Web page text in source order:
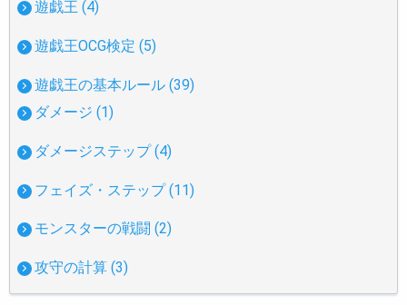
遊戯王 (4)
遊戯王OCG検定 (5)
遊戯王の基本ルール (39)
ダメージ (1)
ダメージステップ (4)
フェイズ・ステップ (11)
モンスターの戦闘 (2)
攻守の計算 (3)